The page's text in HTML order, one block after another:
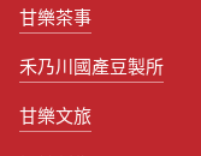
甘樂茶事
禾乃川國產豆製所
甘樂文旅